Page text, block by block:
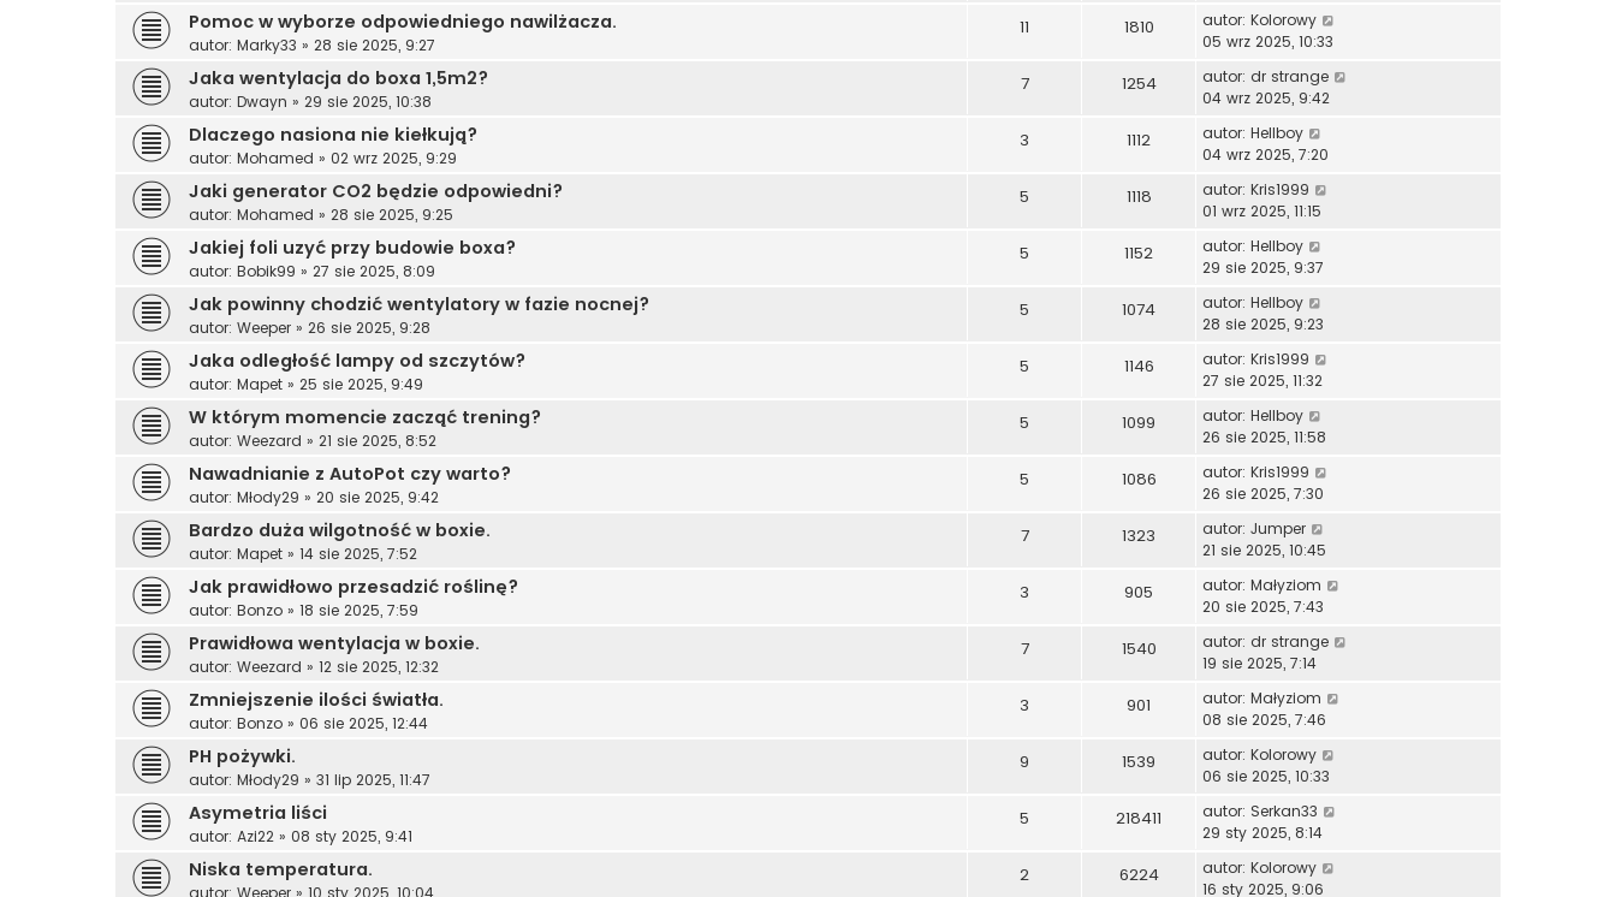
Pomoc w wyborze odpowiedniego nawilżacza.
autor: Marky33 » 28 sie 2025, 9:27
11 1810 autor: Kolorowy
05 wrz 2025, 10:33
Jaka wentylacja do boxa 1,5m2?
autor: Dwayn » 29 sie 2025, 10:38
7 1254 autor: dr strange
04 wrz 2025, 9:42
Dlaczego nasiona nie kiełkują?
autor: Mohamed » 02 wrz 2025, 9:29
3 1112 autor: Hellboy
04 wrz 2025, 7:20
Jaki generator CO2 będzie odpowiedni?
autor: Mohamed » 28 sie 2025, 9:25
5 1118 autor: Kris1999
01 wrz 2025, 11:15
Jakiej foli uzyć przy budowie boxa?
autor: Bobik99 » 27 sie 2025, 8:09
5 1152 autor: Hellboy
29 sie 2025, 9:37
Jak powinny chodzić wentylatory w fazie nocnej?
autor: Weeper » 26 sie 2025, 9:28
5 1074 autor: Hellboy
28 sie 2025, 9:23
Jaka odległość lampy od szczytów?
autor: Mapet » 25 sie 2025, 9:49
5 1146 autor: Kris1999
27 sie 2025, 11:32
W którym momencie zacząć trening?
autor: Weezard » 21 sie 2025, 8:52
5 1099 autor: Hellboy
26 sie 2025, 11:58
Nawadnianie z AutoPot czy warto?
autor: Młody29 » 20 sie 2025, 9:42
5 1086 autor: Kris1999
26 sie 2025, 7:30
Bardzo duża wilgotność w boxie.
autor: Mapet » 14 sie 2025, 7:52
7 1323 autor: Jumper
21 sie 2025, 10:45
Jak prawidłowo przesadzić roślinę?
autor: Bonzo » 18 sie 2025, 7:59
3 905 autor: Małyziom
20 sie 2025, 7:43
Prawidłowa wentylacja w boxie.
autor: Weezard » 12 sie 2025, 12:32
7 1540 autor: dr strange
19 sie 2025, 7:14
Zmniejszenie ilości światła.
autor: Bonzo » 06 sie 2025, 12:44
3 901 autor: Małyziom
08 sie 2025, 7:46
PH pożywki.
autor: Młody29 » 31 lip 2025, 11:47
9 1539 autor: Kolorowy
06 sie 2025, 10:33
Asymetria liści
autor: Azi22 » 08 sty 2025, 9:41
5 218411 autor: Serkan33
29 sty 2025, 8:14
Niska temperatura.
autor: Weeper » 10 sty 2025, 10:04
2 6224 autor: Kolorowy
16 sty 2025, 9:06